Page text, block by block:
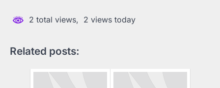
2 total views, 2 views today
Related posts: